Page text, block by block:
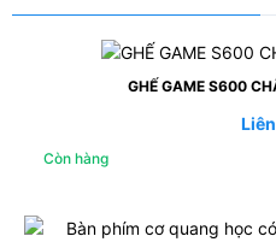
GHẾ GAME S600
Còn hàng